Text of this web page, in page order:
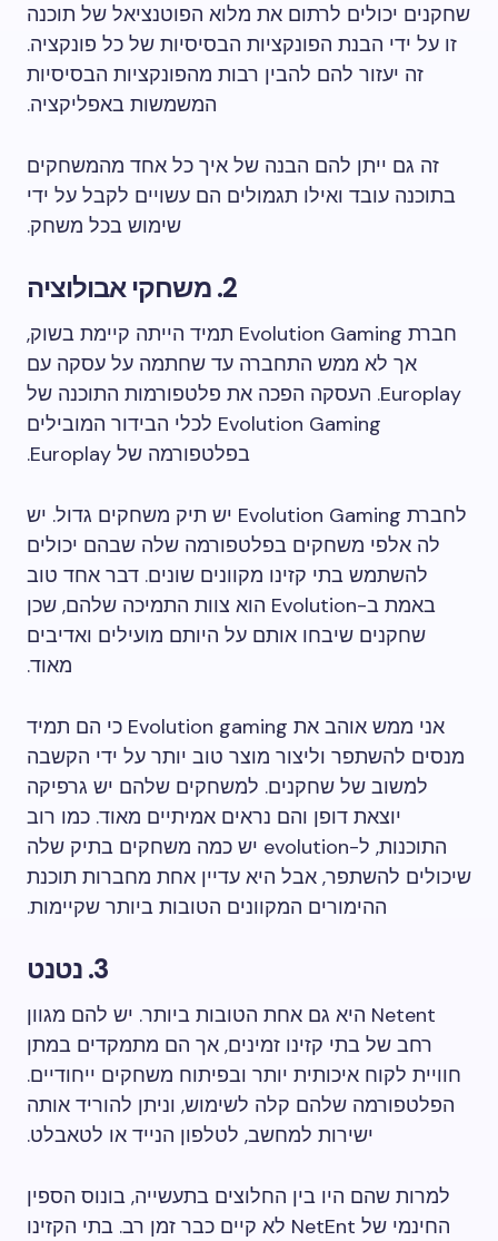
שחקנים יכולים לרתום את מלוא הפוטנציאל של תוכנה
זו על ידי הבנת הפונקציות הבסיסיות של כל פונקציה.
זה יעזור להם להבין רבות מהפונקציות הבסיסיות
המשמשות באפליקציה.
זה גם ייתן להם הבנה של איך כל אחד מהמשחקים
בתוכנה עובד ואילו תגמולים הם עשויים לקבל על ידי
שימוש בכל משחק.
2. משחקי אבולוציה
חברת Evolution Gaming תמיד הייתה קיימת בשוק,
אך לא ממש התחברה עד שחתמה על עסקה עם
Europlay. העסקה הפכה את פלטפורמות התוכנה של
Evolution Gaming לכלי הבידור המובילים
בפלטפורמה של Europlay.
לחברת Evolution Gaming יש תיק משחקים גדול. יש
לה אלפי משחקים בפלטפורמה שלה שבהם יכולים
להשתמש בתי קזינו מקוונים שונים. דבר אחד טוב
באמת ב-Evolution הוא צוות התמיכה שלהם, שכן
שחקנים שיבחו אותם על היותם מועילים ואדיבים
מאוד.
אני ממש אוהב את Evolution gaming כי הם תמיד
מנסים להשתפר וליצור מוצר טוב יותר על ידי הקשבה
למשוב של שחקנים. למשחקים שלהם יש גרפיקה
יוצאת דופן והם נראים אמיתיים מאוד. כמו רוב
התוכנות, ל-evolution יש כמה משחקים בתיק שלה
שיכולים להשתפר, אבל היא עדיין אחת מחברות תוכנת
ההימורים המקוונים הטובות ביותר שקיימות.
3. נטנט
Netent היא גם אחת הטובות ביותר. יש להם מגוון
רחב של בתי קזינו זמינים, אך הם מתמקדים במתן
חוויית לקוח איכותית יותר ובפיתוח משחקים ייחודיים.
הפלטפורמה שלהם קלה לשימוש, וניתן להוריד אותה
ישירות למחשב, לטלפון הנייד או לטאבלט.
למרות שהם היו בין החלוצים בתעשייה, בונוס הספין
החינמי של NetEnt לא קיים כבר זמן רב. בתי הקזינו